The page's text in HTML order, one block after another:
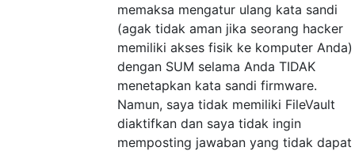
memaksa mengatur ulang kata sandi
(agak tidak aman jika seorang hacker
memiliki akses fisik ke komputer Anda)
dengan SUM selama Anda TIDAK
menetapkan kata sandi firmware.
Namun, saya tidak memiliki FileVault
diaktifkan dan saya tidak ingin
memposting jawaban yang tidak dapat